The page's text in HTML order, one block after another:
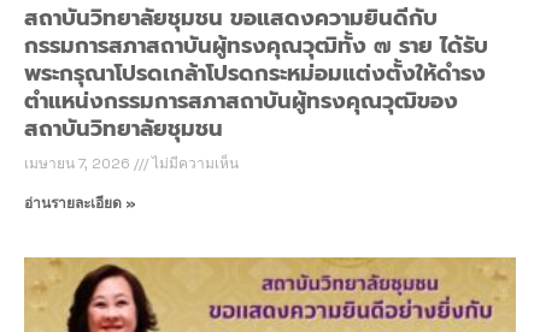
สถาบันวิทยาลัยชุมชน ขอแสดงความยินดีกับ
กรรมการสภาสถาบันผู้ทรงคุณวุฒิทั้ง ๗ ราย ได้รับ
พระกรุณาโปรดเกล้าโปรดกระหม่อมแต่งตั้งให้ดำรง
ตำแหน่งกรรมการสภาสถาบันผู้ทรงคุณวุฒิของ
สถาบันวิทยาลัยชุมชน
เมษายน 7, 2026 ไม่มีความเห็น
อ่านรายละเอียด »